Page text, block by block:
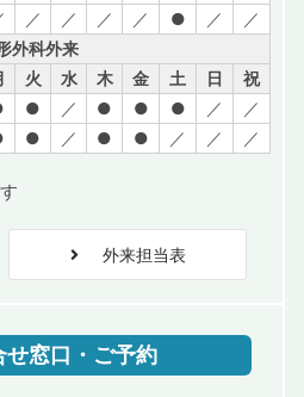
／ ／ ／ ／ ● ／
／
外科外来
火 水 木 金 土 日
祝
● ／ ● ● ● ／
／
● ／ ● ● ／ ／ ／
外来担当表
せ窓口・ご予約